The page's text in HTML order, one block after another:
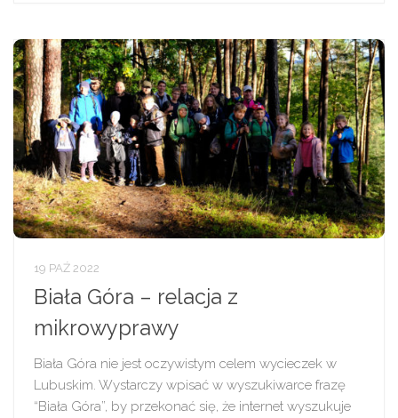
19 PAŹ 2022
Biała Góra – relacja z
mikrowyprawy
Biała Góra nie jest oczywistym celem wycieczek w
Lubuskim. Wystarczy wpisać w wyszukiwarce frazę
“Biała Góra”, by przekonać się, że internet wyszukuje